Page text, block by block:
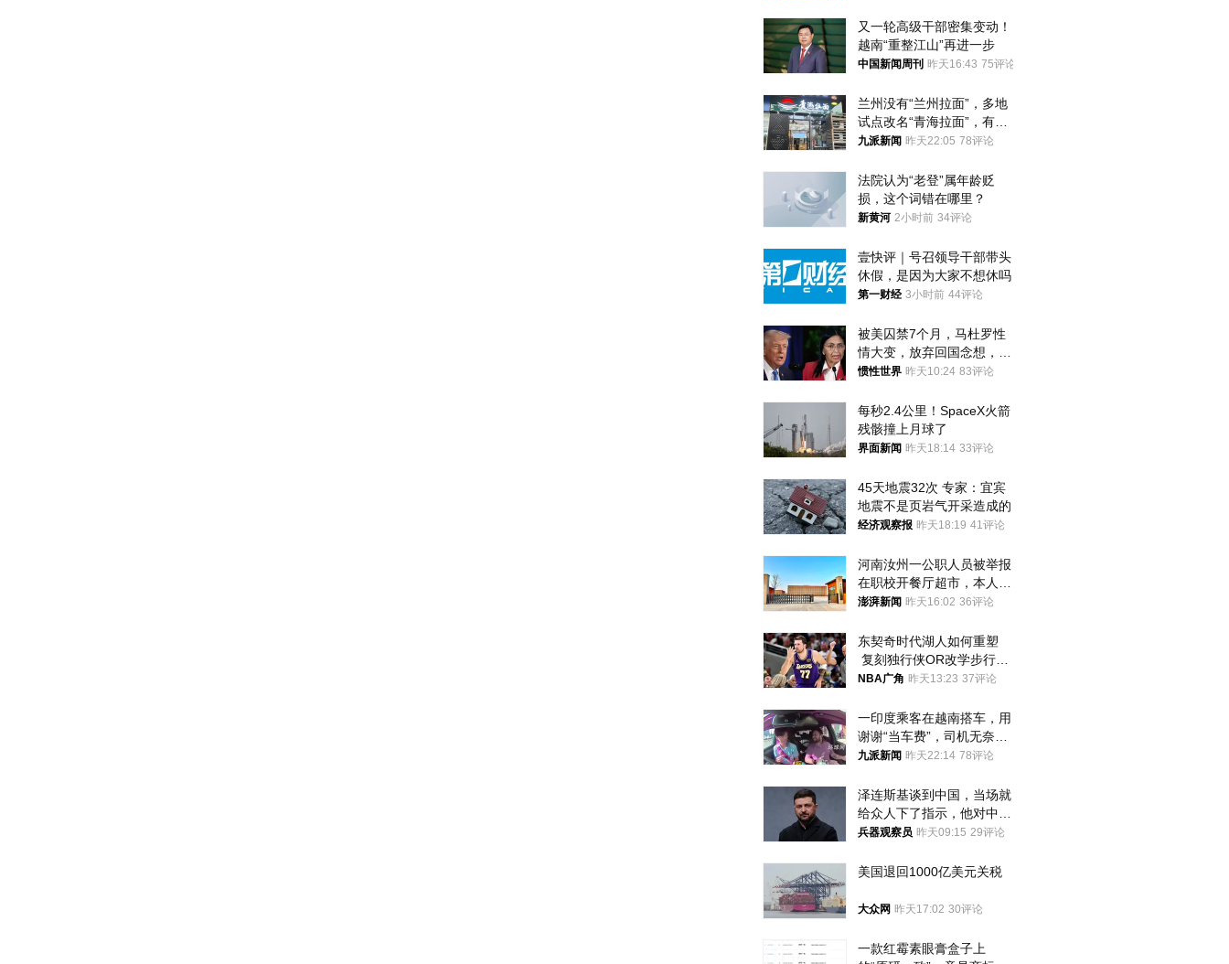
又一轮高级干部密集变动！
越南“重整江山”再进一步
中国新闻周刊 昨天16:43 75评论
兰州没有“兰州拉面”，多地
试点改名“青海拉面”，有商
家改名已两年
九派新闻 昨天22:05 78评论
法院认为“老登”属年龄贬
损，这个词错在哪里？
新黄河 2小时前 34评论
壹快评｜号召领导干部带头
休假，是因为大家不想休吗
第一财经 3小时前 44评论
被美囚禁7个月，马杜罗性
情大变，放弃回国念想，最
后嘱托已公开
惯性世界 昨天10:24 83评论
每秒2.4公里！SpaceX火箭
残骸撞上月球了
界面新闻 昨天18:14 33评论
45天地震32次 专家：宜宾
地震不是页岩气开采造成的
经济观察报 昨天18:19 41评论
河南汝州一公职人员被举报
在职校开餐厅超市，本人回
应称“是给别人帮忙”
澎湃新闻 昨天16:02 36评论
东契奇时代湖人如何重塑
复刻独行侠OR改学步行
者？
NBA广角 昨天13:23 37评论
一印度乘客在越南搭车，用
谢谢“当车费”，司机无奈发
笑；印度网友：不代表印度
九派新闻 昨天22:14 78评论
泽连斯基谈到中国，当场就
给众人下了指示，他对中国
和中乌关系，显然又有了新
兵器观察员 昨天09:15 29评论
美国退回1000亿美元关税
大众网 昨天17:02 30评论
一款红霉素眼膏盒子上